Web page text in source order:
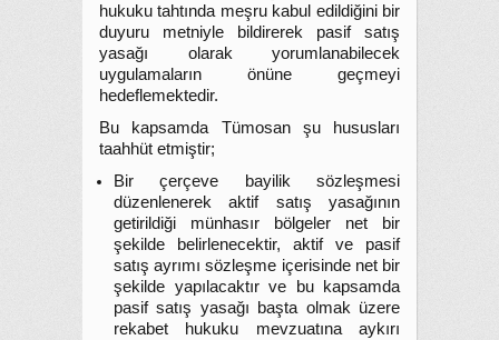
hukuku tahtında meşru kabul edildiğini bir
duyuru metniyle bildirerek pasif satış
yasağı olarak yorumlanabilecek
uygulamaların önüne geçmeyi
hedeflemektedir.
Bu kapsamda Tümosan şu hususları
taahhüt etmiştir;
Bir çerçeve bayilik sözleşmesi
düzenlenerek aktif satış yasağının
getirildiği münhasır bölgeler net bir
şekilde belirlenecektir, aktif ve pasif
satış ayrımı sözleşme içerisinde net bir
şekilde yapılacaktır ve bu kapsamda
pasif satış yasağı başta olmak üzere
rekabet hukuku mevzuatına aykırı